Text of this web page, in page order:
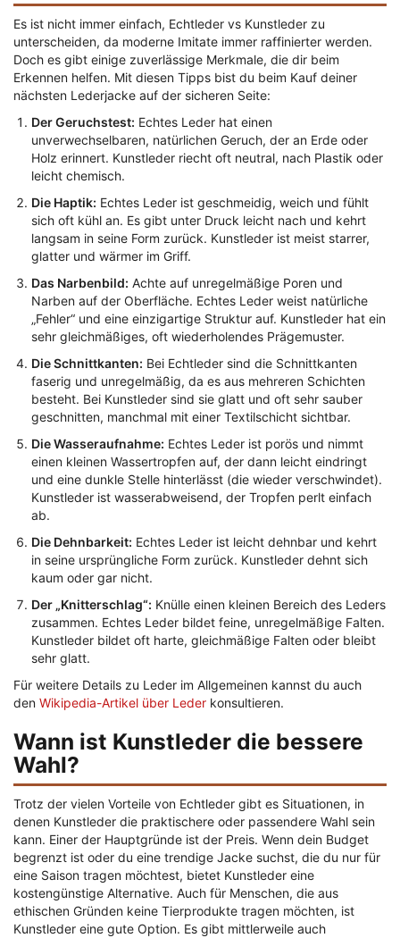
Es ist nicht immer einfach, Echtleder vs Kunstleder zu
unterscheiden, da moderne Imitate immer raffinierter werden.
Doch es gibt einige zuverlässige Merkmale, die dir beim
Erkennen helfen. Mit diesen Tipps bist du beim Kauf deiner
nächsten Lederjacke auf der sicheren Seite:
Der Geruchstest: Echtes Leder hat einen
unverwechselbaren, natürlichen Geruch, der an Erde oder
Holz erinnert. Kunstleder riecht oft neutral, nach Plastik oder
leicht chemisch.
Die Haptik: Echtes Leder ist geschmeidig, weich und fühlt
sich oft kühl an. Es gibt unter Druck leicht nach und kehrt
langsam in seine Form zurück. Kunstleder ist meist starrer,
glatter und wärmer im Griff.
Das Narbenbild: Achte auf unregelmäßige Poren und
Narben auf der Oberfläche. Echtes Leder weist natürliche
„Fehler“ und eine einzigartige Struktur auf. Kunstleder hat ein
sehr gleichmäßiges, oft wiederholendes Prägemuster.
Die Schnittkanten: Bei Echtleder sind die Schnittkanten
faserig und unregelmäßig, da es aus mehreren Schichten
besteht. Bei Kunstleder sind sie glatt und oft sehr sauber
geschnitten, manchmal mit einer Textilschicht sichtbar.
Die Wasseraufnahme: Echtes Leder ist porös und nimmt
einen kleinen Wassertropfen auf, der dann leicht eindringt
und eine dunkle Stelle hinterlässt (die wieder verschwindet).
Kunstleder ist wasserabweisend, der Tropfen perlt einfach
ab.
Die Dehnbarkeit: Echtes Leder ist leicht dehnbar und kehrt
in seine ursprüngliche Form zurück. Kunstleder dehnt sich
kaum oder gar nicht.
Der „Knitterschlag“: Knülle einen kleinen Bereich des Leders
zusammen. Echtes Leder bildet feine, unregelmäßige Falten.
Kunstleder bildet oft harte, gleichmäßige Falten oder bleibt
sehr glatt.
Für weitere Details zu Leder im Allgemeinen kannst du auch
den Wikipedia-Artikel über Leder konsultieren.
Wann ist Kunstleder die bessere
Wahl?
Trotz der vielen Vorteile von Echtleder gibt es Situationen, in
denen Kunstleder die praktischere oder passendere Wahl sein
kann. Einer der Hauptgründe ist der Preis. Wenn dein Budget
begrenzt ist oder du eine trendige Jacke suchst, die du nur für
eine Saison tragen möchtest, bietet Kunstleder eine
kostengünstige Alternative. Auch für Menschen, die aus
ethischen Gründen keine Tierprodukte tragen möchten, ist
Kunstleder eine gute Option. Es gibt mittlerweile auch